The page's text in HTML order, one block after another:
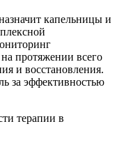
капельницы и
протяжении всего
и восстановления.
за эффективностью
терапии в